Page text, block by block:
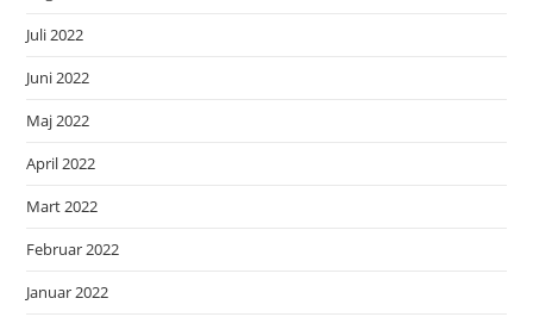
Juli 2022
Juni 2022
Maj 2022
April 2022
Mart 2022
Februar 2022
Januar 2022